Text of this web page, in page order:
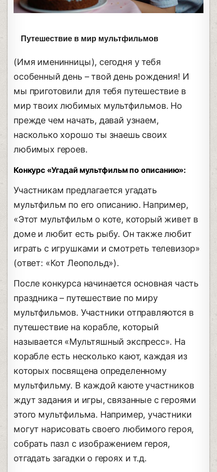
Путешествие в мир мультфильмов
(Имя именинницы), сегодня у тебя
особенный день – твой день рождения! И
мы приготовили для тебя путешествие в
мир твоих любимых мультфильмов. Но
прежде чем начать, давай узнаем,
насколько хорошо ты знаешь своих
любимых героев.
Конкурс «Угадай мультфильм по описанию»:
Участникам предлагается угадать
мультфильм по его описанию. Например,
«Этот мультфильм о коте, который живет в
доме и любит есть рыбу. Он также любит
играть с игрушками и смотреть телевизор»
(ответ: «Кот Леопольд»).
После конкурса начинается основная часть
праздника – путешествие по миру
мультфильмов. Участники отправляются в
путешествие на корабле, который
называется «Мультяшный экспресс». На
корабле есть несколько кают, каждая из
которых посвящена определенному
мультфильму. В каждой каюте участников
ждут задания и игры, связанные с героями
этого мультфильма. Например, участники
могут нарисовать своего любимого героя,
собрать пазл с изображением героя,
отгадать загадки о героях и т.д.